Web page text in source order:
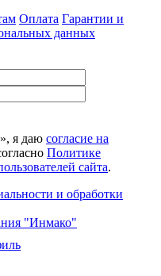
Оплата Гарантии и
данных
я даю согласие на
Политике
сайта.
и обработки
"Инмако"